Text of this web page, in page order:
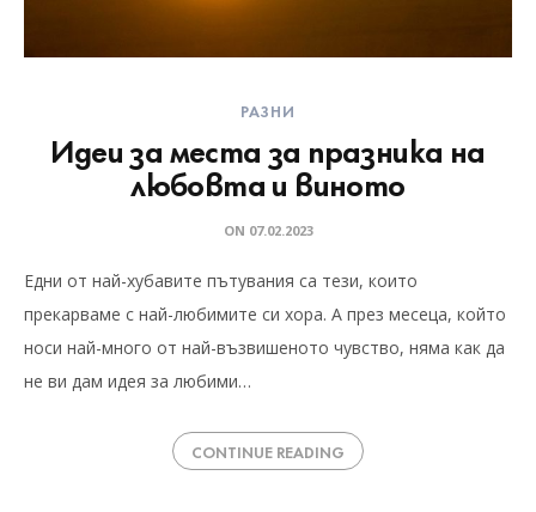
РАЗНИ
Идеи за места за празника на
любовта и виното
ON 07.02.2023
Едни от най-хубавите пътувания са тези, които
прекарваме с най-любимите си хора. А през месеца, който
носи най-много от най-възвишеното чувство, няма как да
не ви дам идея за любими…
CONTINUE READING